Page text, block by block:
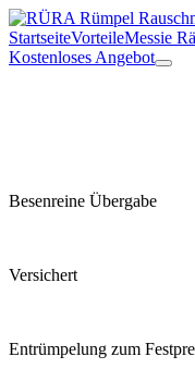
StartseiteVorteileMessie
Kostenloses Angebot
Besenreine Übergabe
Versichert
Entrümpelung zum